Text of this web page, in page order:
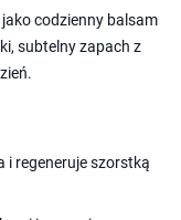
codzienny balsam
subtelny zapach z
i regeneruje szorstką